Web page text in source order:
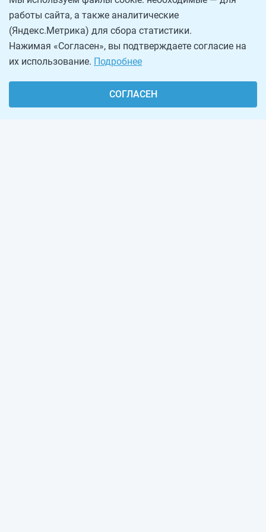
работы сайта, а также аналитические
(Яндекс.Метрика) для сбора статистики.
Нажимая «Согласен», вы подтверждаете согласие на
их использование. Подробнее
СОГЛАСЕН